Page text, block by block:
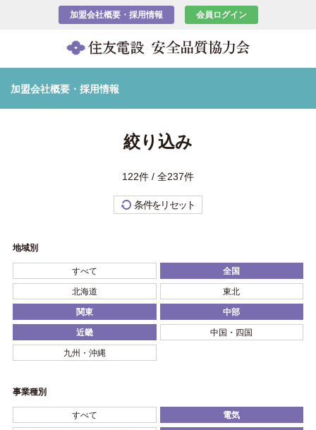
加盟会社概要・採用情報 会員ログイン
加盟会社概要・採用情報
絞り込み
122件 / 全237件
条件をリセット
地域別
すべて 全国
北海道 東北
関東 中部
近畿 中国・四国
九州・沖縄
事業種別
すべて 電気